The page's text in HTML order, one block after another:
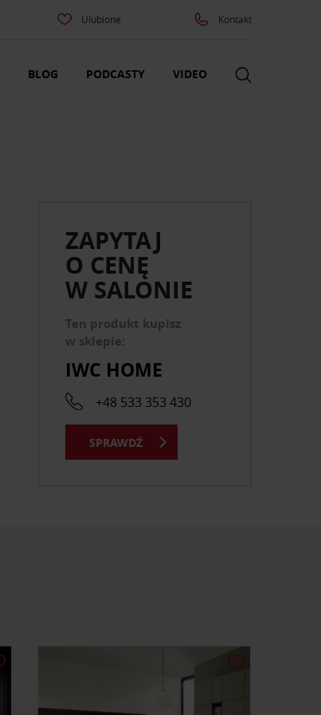
Ulubione Kontakt
BLOG PODCASTY VIDEO
ZAPYTAJ
O CENĘ
W SALONIE
Ten produkt kupisz
w sklepie:
IWC HOME
+48 533 353 430
SPRAWDŹ